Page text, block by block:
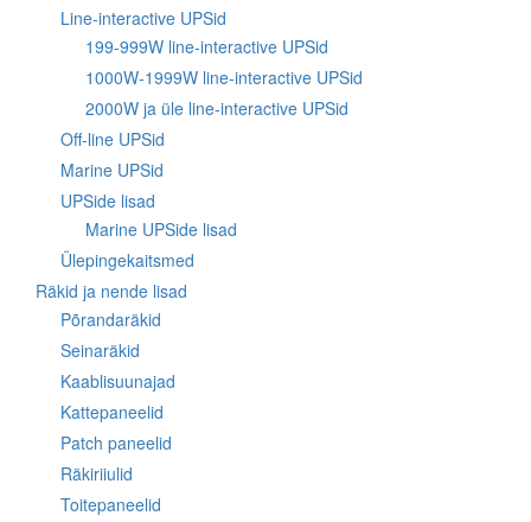
Line-interactive UPSid
199-999W line-interactive UPSid
1000W-1999W line-interactive UPSid
2000W ja üle line-interactive UPSid
Off-line UPSid
Marine UPSid
UPSide lisad
Marine UPSide lisad
Ülepingekaitsmed
Räkid ja nende lisad
Põrandaräkid
Seinaräkid
Kaablisuunajad
Kattepaneelid
Patch paneelid
Räkiriiulid
Toitepaneelid